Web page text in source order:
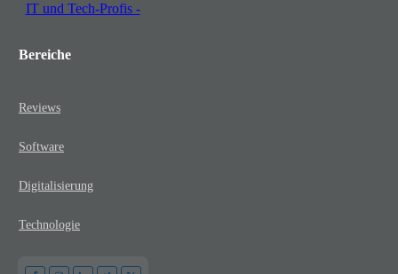
Bereiche
Reviews
Software
Digitalisierung
Technologie